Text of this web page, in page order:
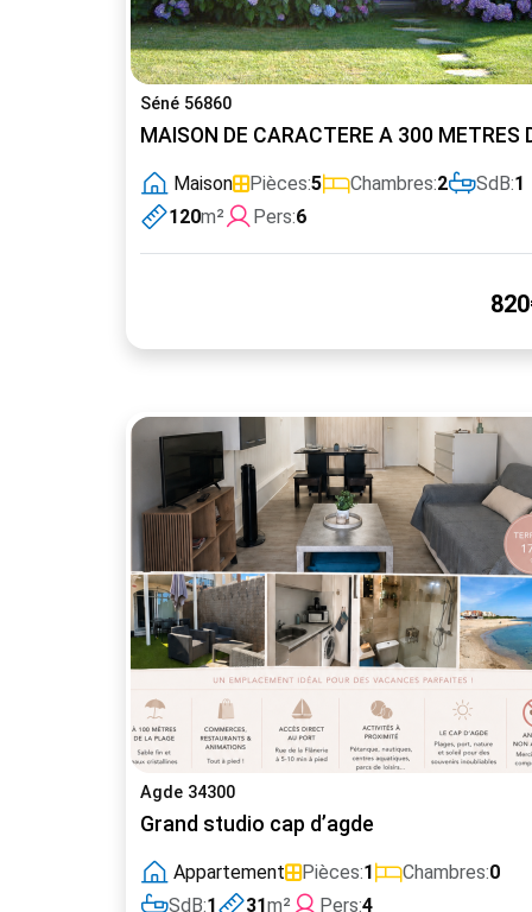
Séné 56860
MAISON DE CARACTERE A 300 METRES
Maison Pièces:5 Chambres:2 SdB:1
120m² Pers:6
Agde 34300
Grand studio cap d’agde
Appartement Pièces:1 Chambres:0
SdB:1 31m² Pers:4